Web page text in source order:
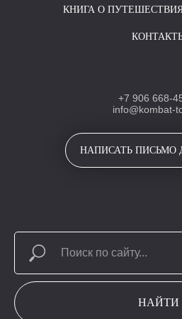
КНИГА О
+7 906 668-
info@kombat-
НАПИСАТЬ ПИСЬМО
НАЙТИ